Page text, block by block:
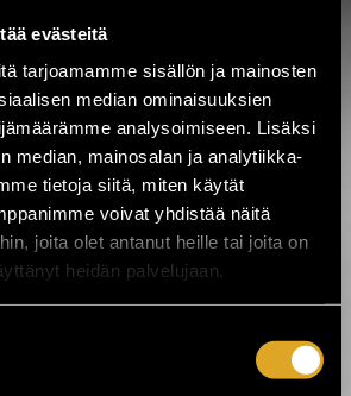
evästeitä
tarjoamamme sisällön ja mainosten
median ominaisuuksien
analysoimiseen. Lisäksi
median, mainosalan ja analytiikka-
tietoja siitä, miten käytät
voivat yhdistää näitä
joita olet antanut heille tai joita on
heidän palvelujaan.
Pinterest
LinkedIn
WhatsApp
Facebook
Ei hakutuloksia
hakuparametrit tai
uusi haku valitsemalla
kategoria alta.